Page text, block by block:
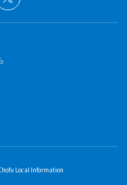
Local Information